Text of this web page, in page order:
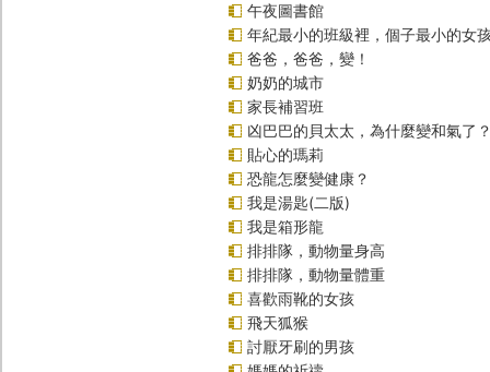
午夜圖書館
年紀最小的班級裡，個子最小的女
爸爸，爸爸，變！
奶奶的城市
家長補習班
凶巴巴的貝太太，為什麼變和氣了
貼心的瑪莉
恐龍怎麼變健康？
我是湯匙(二版)
我是箱形龍
排排隊，動物量身高
排排隊，動物量體重
喜歡雨靴的女孩
飛天狐猴
討厭牙刷的男孩